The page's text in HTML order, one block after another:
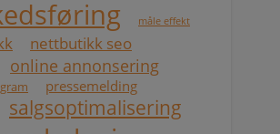
måle effekt
nettbutikk seo
online annonsering
pressemelding
salgsoptimalisering